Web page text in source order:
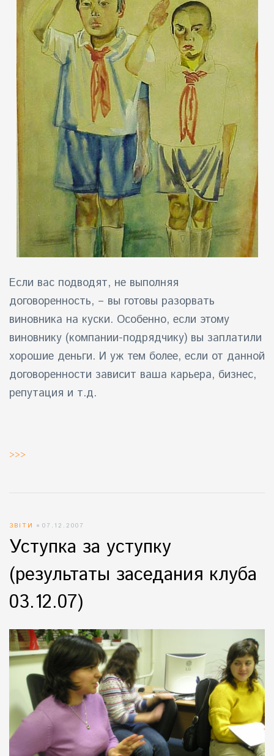
Если вас подводят, не выполняя
договоренность, – вы готовы разорвать
виновника на куски. Особенно, если этому
виновнику (компании-подрядчику) вы заплатили
хорошие деньги. И уж тем более, если от данной
договоренности зависит ваша карьера, бизнес,
репутация и т.д.
>>>
ЗВІТИ 07.12.2007
Уступка за уступку
(результаты заседания клуба
03.12.07)